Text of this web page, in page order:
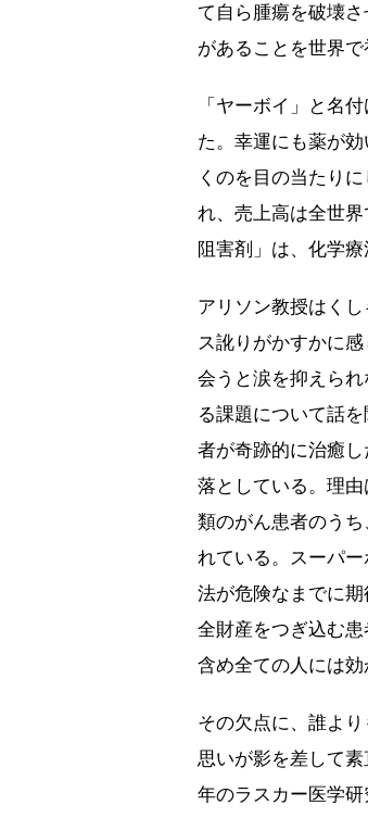
て自ら腫瘍を破壊
があることを世界で
「ヤーボイ」と名
た。幸運にも薬が
くのを目の当たり
れ、売上高は全世
阻害剤」は、化学
アリソン教授はく
ス訛りがかすかに
会うと涙を抑えら
る課題について話
者が奇跡的に治癒
落としている。理
類のがん患者のうち
れている。スーパ
法が危険なまでに
全財産をつぎ込む
含め全ての人には効
その欠点に、誰よ
思いが影を差して
年のラスカー医学